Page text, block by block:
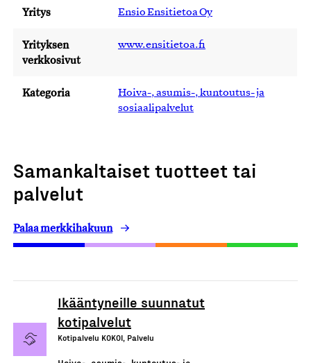
Yritys Ensio Ensitietoa Oy
Yrityksen
verkkosivut
www.ensitietoa.fi
Kategoria
Hoiva-, asumis-, kuntoutus- ja
sosiaalipalvelut
Samankaltaiset tuotteet tai
palvelut
Palaa merkkihakuun
Ikääntyneille suunnatut
kotipalvelut
Kotipalvelu KOKOI, Palvelu